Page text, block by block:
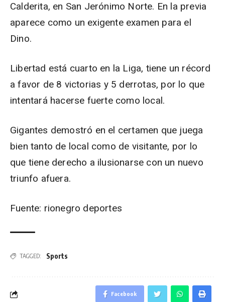
Calderita, en San Jerónimo Norte. En la previa
aparece como un exigente examen para el
Dino.
Libertad está cuarto en la Liga, tiene un récord
a favor de 8 victorias y 5 derrotas, por lo que
intentará hacerse fuerte como local.
Gigantes demostró en el certamen que juega
bien tanto de local como de visitante, por lo
que tiene derecho a ilusionarse con un nuevo
triunfo afuera.
Fuente: rionegro deportes
TAGGED: Sports
Facebook